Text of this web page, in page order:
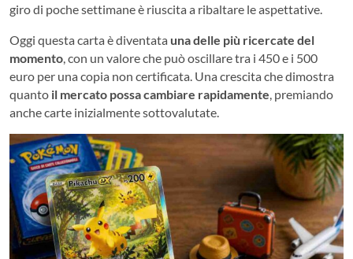
giro di poche settimane è riuscita a ribaltare le aspettative.
Oggi questa carta è diventata una delle più ricercate del
momento, con un valore che può oscillare tra i 450 e i 500
euro per una copia non certificata. Una crescita che dimostra
quanto il mercato possa cambiare rapidamente, premiando
anche carte inizialmente sottovalutate.